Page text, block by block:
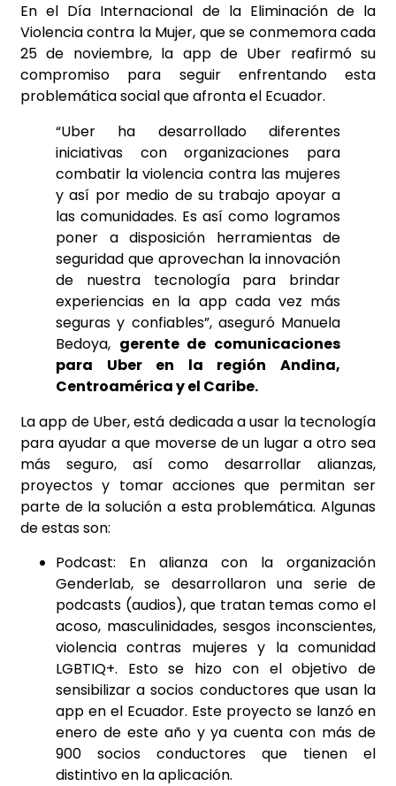
En el Día Internacional de la Eliminación de la
Violencia contra la Mujer, que se conmemora cada
25 de noviembre, la app de Uber reafirmó su
compromiso para seguir enfrentando esta
problemática social que afronta el Ecuador.
“Uber ha desarrollado diferentes
iniciativas con organizaciones para
combatir la violencia contra las mujeres
y así por medio de su trabajo apoyar a
las comunidades. Es así como logramos
poner a disposición herramientas de
seguridad que aprovechan la innovación
de nuestra tecnología para brindar
experiencias en la app cada vez más
seguras y confiables”, aseguró Manuela
Bedoya, gerente de comunicaciones
para Uber en la región Andina,
Centroamérica y el Caribe.
La app de Uber, está dedicada a usar la tecnología
para ayudar a que moverse de un lugar a otro sea
más seguro, así como desarrollar alianzas,
proyectos y tomar acciones que permitan ser
parte de la solución a esta problemática. Algunas
de estas son:
Podcast: En alianza con la organización
Genderlab, se desarrollaron una serie de
podcasts (audios), que tratan temas como el
acoso, masculinidades, sesgos inconscientes,
violencia contras mujeres y la comunidad
LGBTIQ+. Esto se hizo con el objetivo de
sensibilizar a socios conductores que usan la
app en el Ecuador. Este proyecto se lanzó en
enero de este año y ya cuenta con más de
900 socios conductores que tienen el
distintivo en la aplicación.